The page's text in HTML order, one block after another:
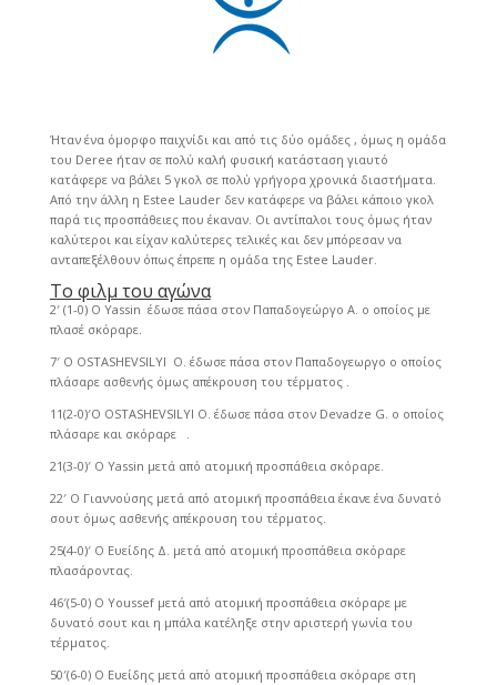
Ήταν ένα όμορφο παιχνίδι και από τις δύο ομάδες , όμως η ομάδα
του Deree ήταν σε πολύ καλή φυσική κατάσταση γιαυτό
κατάφερε να βάλει 5 γκολ σε πολύ γρήγορα χρονικά διαστήματα.
Από την άλλη η Estee Lauder δεν κατάφερε να βάλει κάποιο γκολ
παρά τις προσπάθειες που έκαναν. Οι αντίπαλοι τους όμως ήταν
καλύτεροι και είχαν καλύτερες τελικές και δεν μπόρεσαν να
ανταπεξέλθουν όπως έπρεπε η ομάδα της Estee Lauder.
Το φιλμ του αγώνα
2′ (1-0) O Yassin έδωσε πάσα στον Παπαδογεώργο Α. ο οποίος με
πλασέ σκόραρε.
7′ Ο OSTASHEVSILYI O. έδωσε πάσα στον Παπαδογεωργο ο οποίος
πλάσαρε ασθενής όμως απέκρουση του τέρματος .
11(2-0)′Ο OSTASHEVSILYI O. έδωσε πάσα στον Devadze G. o οποίος
πλάσαρε και σκόραρε .
21(3-0)′ Ο Υassin μετά από ατομική προσπάθεια σκόραρε.
22′ Ο Γιαννούσης μετά από ατομική προσπάθεια έκανε ένα δυνατό
σουτ όμως ασθενής απέκρουση του τέρματος.
25(4-0)′ Ο Ευείδης Δ. μετά από ατομική προσπάθεια σκόραρε
πλασάροντας.
46′(5-0) Ο Youssef μετά από ατομική προσπάθεια σκόραρε με
δυνατό σουτ και η μπάλα κατέληξε στην αριστερή γωνία του
τέρματος.
50′(6-0) Ο Ευείδης μετά από ατομική προσπάθεια σκόραρε στη